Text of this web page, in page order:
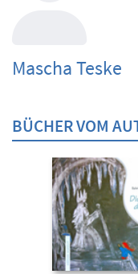
Mascha Teske
BÜCHER VOM